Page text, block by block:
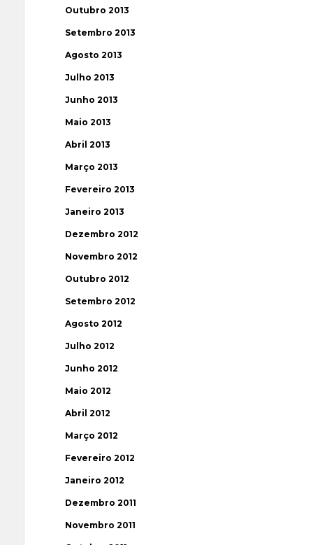
Outubro 2013
Setembro 2013
Agosto 2013
Julho 2013
Junho 2013
Maio 2013
Abril 2013
Março 2013
Fevereiro 2013
Janeiro 2013
Dezembro 2012
Novembro 2012
Outubro 2012
Setembro 2012
Agosto 2012
Julho 2012
Junho 2012
Maio 2012
Abril 2012
Março 2012
Fevereiro 2012
Janeiro 2012
Dezembro 2011
Novembro 2011